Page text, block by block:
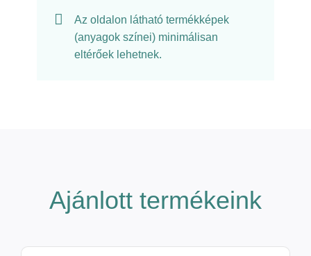
Az oldalon látható termékképek
(anyagok színei) minimálisan
eltérőek lehetnek.
Ajánlott termékeink